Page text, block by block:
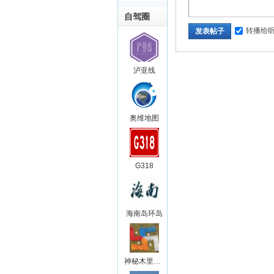
自驾圈
泸亚线
奥维地图
G318
海南岛环岛
神秘木里王国
发表帖子 转播给